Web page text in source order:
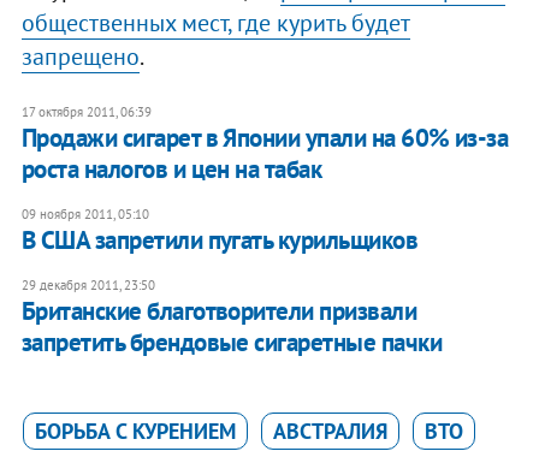
общественных мест, где курить будет
запрещено.
17 октября 2011, 06:39
​Продажи сигарет в Японии упали на 60% из-за
роста налогов и цен на табак
09 ноября 2011, 05:10
В США запретили пугать курильщиков
29 декабря 2011, 23:50
Британские благотворители призвали
запретить брендовые сигаретные пачки
БОРЬБА С КУРЕНИЕМ АВСТРАЛИЯ
ВТО